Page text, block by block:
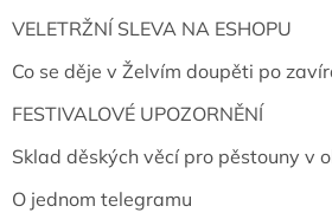
VELETRŽNÍ SLEVA NA ESHOPU
Co se děje v Želvím doupěti po
FESTIVALOVÉ UPOZORNĚNÍ
Sklad děských věcí pro pěstouny v
O jednom telegramu